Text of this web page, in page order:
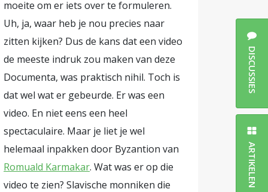
van
door
kaak
dure
lupa (de
een
moeite om er iets over te formuleren.
Uh, ja, waar heb je nou precies naar
zitten kijken? Dus de kans dat een video
de meeste indruk zou maken van deze
Documenta, was praktisch nihil. Toch is
dat wel wat er gebeurde. Er was een
video. En niet eens een heel
spectaculaire. Maar je liet je wel
helemaal inpakken door Byzantion van
Romuald Karmakar. Wat was er op die
video te zien? Slavische monniken die
DISCUSSIES
ARTIKELEN